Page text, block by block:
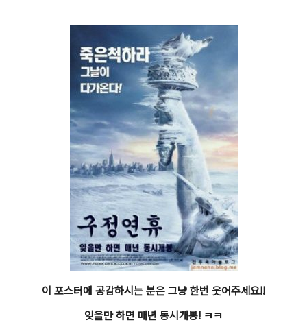
이 포스터에 공감하시는 분은 그냥 한번 웃어주세요!!
잊을만 하면 매년 동시개봉! ㅋㅋ